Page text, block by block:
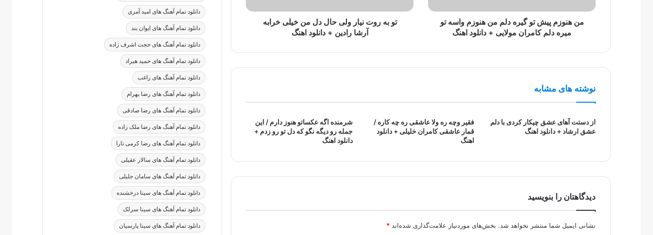
من هنوزم پیش تو گیره دلم من هنوزم واسه تو
میره دلم کامران مولایی + دانلود اهنگ
تو به روت نیار ولی حال دل من خیلی خرابه
آرشا رادین + دانلود اهنگ
نوشته های مشابه
از دستت آهای عشق چیکار کردی با دلم
عشق ارشاد + دانلود اهنگ
فقیر وچه ره ولا عاشقی ره چه کاره /
قمار عاشقی کامران خلیلی + دانلود
اهنگ
شرمنده اگه عکساتو هنوز دارم / این
جمله رو دیگه نگو که دل تو رو زدم +
دانلود اهنگ
دیدگاهتان را بنویسید
نشانی ایمیل شما منتشر نخواهد شد. بخش‌های موردنیاز علامت‌گذاری شده‌اند *
دانلود تمام آهنگ های امید آمری
دانلود تمام آهنگ های ایوان بند
دانلود تمام آهنگ های حجت اشرف زاده
دانلود تمام آهنگ های حمید هیراد
دانلود تمام آهنگ های راغب
دانلود تمام آهنگ های رضا بهرام
دانلود تمام آهنگ های رضا صادقی
دانلود تمام آهنگ های رضا ملک زاده
دانلود تمام آهنگ های رضا کرمی تارا
دانلود تمام آهنگ های سالار عقیلی
دانلود تمام آهنگ های سامان جلیلی
دانلود تمام آهنگ های سینا درخشنده
دانلود تمام آهنگ های سینا سرلک
دانلود تمام آهنگ های سینا پارسیان